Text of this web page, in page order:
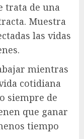
trata de una
Muestra
las vidas
mientras
cotidiana
siempre de
que ganar
tiempo